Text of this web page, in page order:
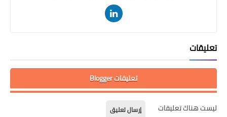
تعليقات
تعليقات Blogger
ليست هناك تعليقات إرسال تعليق